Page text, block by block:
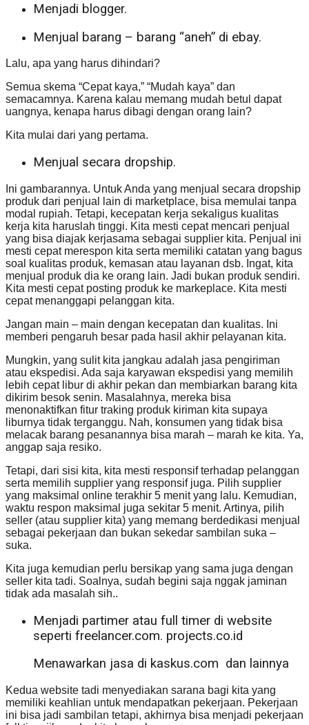
Menjadi blogger.
Menjual barang – barang “aneh” di ebay.
Lalu, apa yang harus dihindari?
Semua skema “Cepat kaya,” “Mudah kaya” dan
semacamnya. Karena kalau memang mudah betul dapat
uangnya, kenapa harus dibagi dengan orang lain?
Kita mulai dari yang pertama.
Menjual secara dropship.
Ini gambarannya. Untuk Anda yang menjual secara dropship
produk dari penjual lain di marketplace, bisa memulai tanpa
modal rupiah. Tetapi, kecepatan kerja sekaligus kualitas
kerja kita haruslah tinggi. Kita mesti cepat mencari penjual
yang bisa diajak kerjasama sebagai supplier kita. Penjual ini
mesti cepat merespon kita serta memiliki catatan yang bagus
soal kualitas produk, kemasan atau layanan dsb. Ingat, kita
menjual produk dia ke orang lain. Jadi bukan produk sendiri.
Kita mesti cepat posting produk ke markeplace. Kita mesti
cepat menanggapi pelanggan kita.
Jangan main – main dengan kecepatan dan kualitas. Ini
memberi pengaruh besar pada hasil akhir pelayanan kita.
Mungkin, yang sulit kita jangkau adalah jasa pengiriman
atau ekspedisi. Ada saja karyawan ekspedisi yang memilih
lebih cepat libur di akhir pekan dan membiarkan barang kita
dikirim besok senin. Masalahnya, mereka bisa
menonaktifkan fitur traking produk kiriman kita supaya
liburnya tidak terganggu. Nah, konsumen yang tidak bisa
melacak barang pesanannya bisa marah – marah ke kita. Ya,
anggap saja resiko.
Tetapi, dari sisi kita, kita mesti responsif terhadap pelanggan
serta memilih supplier yang responsif juga. Pilih supplier
yang maksimal online terakhir 5 menit yang lalu. Kemudian,
waktu respon maksimal juga sekitar 5 menit. Artinya, pilih
seller (atau supplier kita) yang memang berdedikasi menjual
sebagai pekerjaan dan bukan sekedar sambilan suka –
suka.
Kita juga kemudian perlu bersikap yang sama juga dengan
seller kita tadi. Soalnya, sudah begini saja nggak jaminan
tidak ada masalah sih..
Menjadi partimer atau full timer di website
seperti freelancer.com. projects.co.id
Menawarkan jasa di kaskus.com dan lainnya
Kedua website tadi menyediakan sarana bagi kita yang
memiliki keahlian untuk mendapatkan pekerjaan. Pekerjaan
ini bisa jadi sambilan tetapi, akhirnya bisa menjadi pekerjaan